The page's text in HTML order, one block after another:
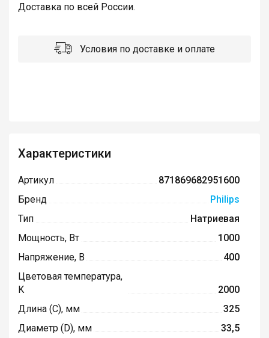
Доставка по всей России.
Условия по доставке и оплате
Характеристики
Артикул
871869682951600
Бренд
Philips
Тип
Натриевая
Мощность, Вт
1000
Напряжение, В
400
Цветовая температура,
K
2000
Длина (C), мм
325
Диаметр (D), мм
33,5